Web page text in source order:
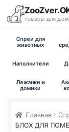
товары для
На главную
Вакансии
Спреи для
животных
Наполнители
Лежанки и
домики
Главная
БЛОХ ДЛЯ